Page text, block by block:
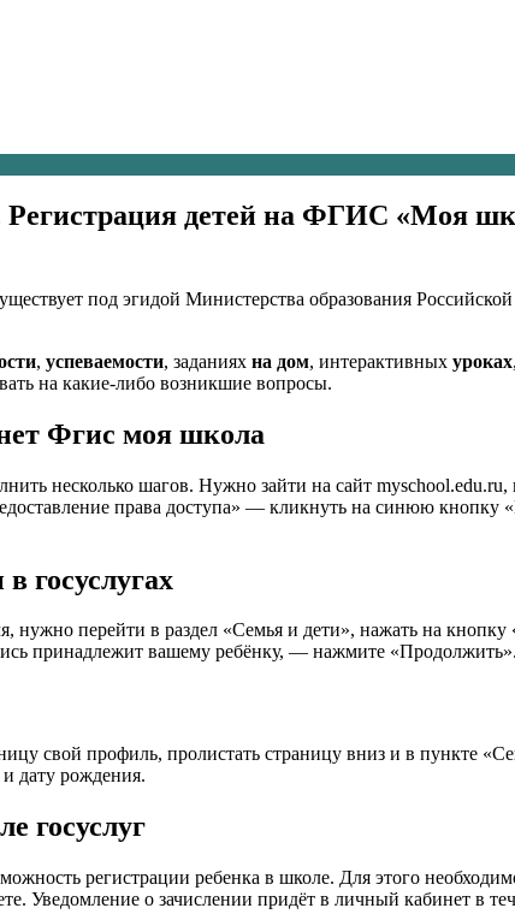
Регистрация детей на ФГИС «Моя
под эгидой Министерства образования
, успеваемости, заданиях на дом, интерактивных уроках
на какие-либо возникшие вопросы.
Фгис моя школа
несколько шагов. Нужно зайти на сайт
права доступа» — кликнуть на синюю кнопку
госуслугах
нужно перейти в раздел «Семья и дети», нажать на
принадлежит вашему ребёнку, — нажмите «Продолжить».
свой профиль, пролистать страницу вниз и в пункте
дату рождения.
госуслуг
регистрации ребенка в школе. Для этого
Уведомление о зачислении придёт в личный кабинет в